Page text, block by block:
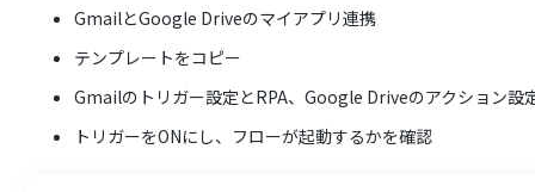
GmailとGoogle Driveのマイアプリ連携
テンプレートをコピー
Gmailのトリガー設定とRPA、Google Driveのアクション設
トリガーをONにし、フローが起動するかを確認